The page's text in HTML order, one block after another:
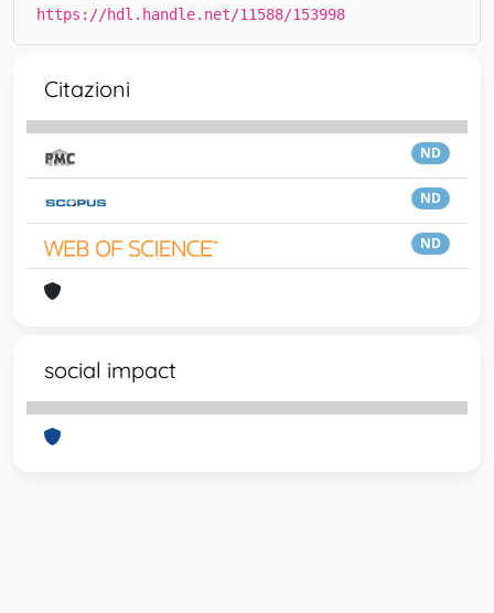
https://hdl.handle.net/11588/153998
Citazioni
ND
ND
ND
social impact